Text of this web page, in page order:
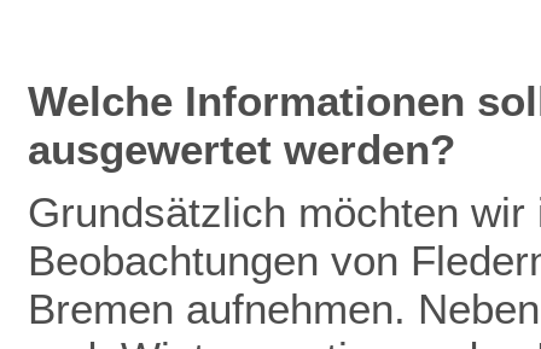
Welche Informationen
ausgewertet werden?
Grundsätzlich möchten
Beobachtungen von
Bremen aufnehmen.